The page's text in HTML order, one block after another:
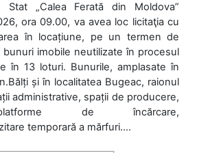
Stat „Calea Ferată din Moldova”
ora 09.00, va avea loc licitaţia cu
în locațiune, pe un termen de
bunuri imobile neutilizate în procesul
în 13 loturi. Bunurile, amplasate în
și în localitatea Bugeac, raionul
administrative, spații de producere,
de încărcare,
temporară a mărfuri....